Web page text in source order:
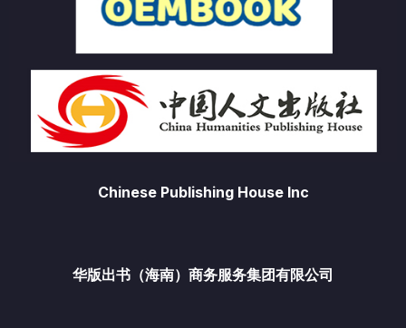
选
择
些
选
Chinese Publishing House Inc
华版出书（海南）商务服务集团有限公司